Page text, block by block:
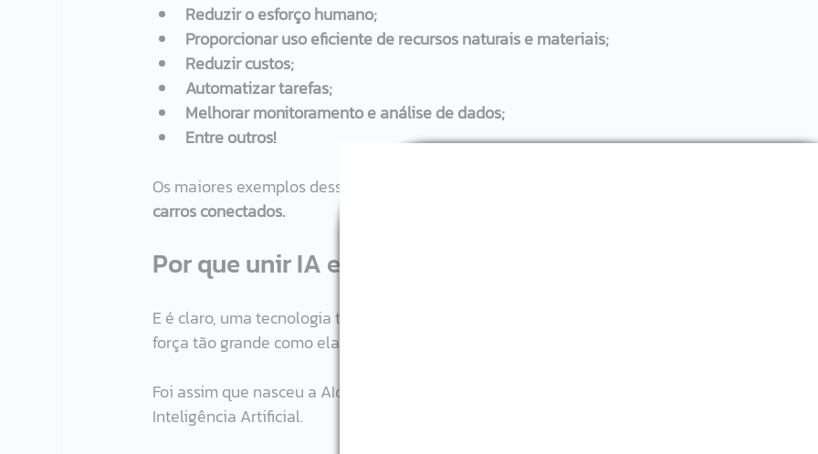
Reduzir o esforço humano;
Proporcionar uso eficiente de recursos naturais e materiais;
Reduzir custos;
Automatizar tarefas;
Melhorar monitoramento e análise de dados;
Entre outros!
Os maiores exemplos desse tipo de sistema são os recursos
carros conectados.
Por que unir IA e IoT?
E é claro, uma tecnologia tão poderosa pode se tornar ainda melhor se combinada com uma
força tão grande como ela.
Foi assim que nasceu a AIoT ou Inteligência das Coisas, a junção da Internet das Coisas com
Inteligência Artificial.